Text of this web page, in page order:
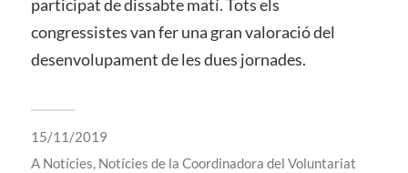
participat de dissabte matí. Tots els
congressistes van fer una gran valoració del
desenvolupament de les dues jornades.
15/11/2019
A Notícies, Notícies de la Coordinadora del Voluntariat